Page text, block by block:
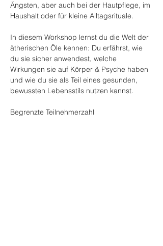
Ängsten, aber auch bei der Hautpflege, im
Haushalt oder für kleine Alltagsrituale.
In diesem Workshop lernst du die Welt der
ätherischen Öle kennen: Du erfährst, wie
du sie sicher anwendest, welche
Wirkungen sie auf Körper & Psyche haben
und wie du sie als Teil eines gesunden,
bewussten Lebensstils nutzen kannst.
Begrenzte Teilnehmerzahl